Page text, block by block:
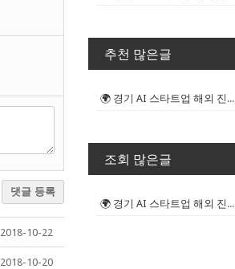
댓글 등록
2018-10-22
2018-10-20
추천 많은글
🌍 경기 AI 스타트업 해외 진출 판...
조회 많은글
🌍 경기 AI 스타트업 해외 진출 판...